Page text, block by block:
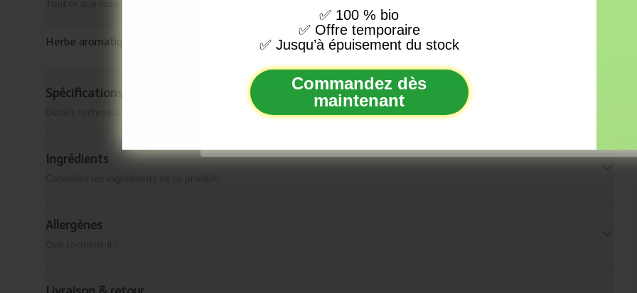
Herbe aromatique au goût légèrement amer, souvent utilisée dans les tisanes.
Spécifications & origine
Ingrédients
Allergènes
S'INSCRIRE
Nous vous enverrons de temps en temps un e-mail, uniquement lorsque nous avons
✅ 100 % bio
✅Offre temporaire
✅Jusqu’à épuisement du stock
Commandez dès
maintenant